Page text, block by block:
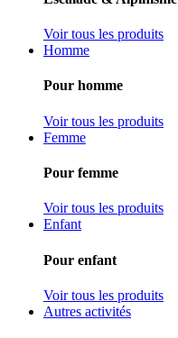
Voir tous les produits
Homme
Pour homme
Voir tous les produits
Femme
Pour femme
Voir tous les produits
Enfant
Pour enfant
Voir tous les produits
Autres activités